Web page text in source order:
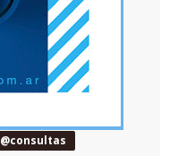
@consultas